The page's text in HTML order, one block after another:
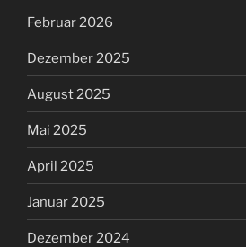
Februar 2026
Dezember 2025
August 2025
Mai 2025
April 2025
Januar 2025
Dezember 2024